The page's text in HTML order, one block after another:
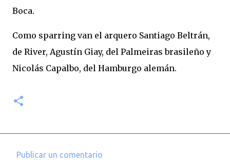
Boca.
Como sparring van el arquero Santiago Beltrán,
de River, Agustín Giay, del Palmeiras brasileño y
Nicolás Capalbo, del Hamburgo alemán.
Publicar un comentario